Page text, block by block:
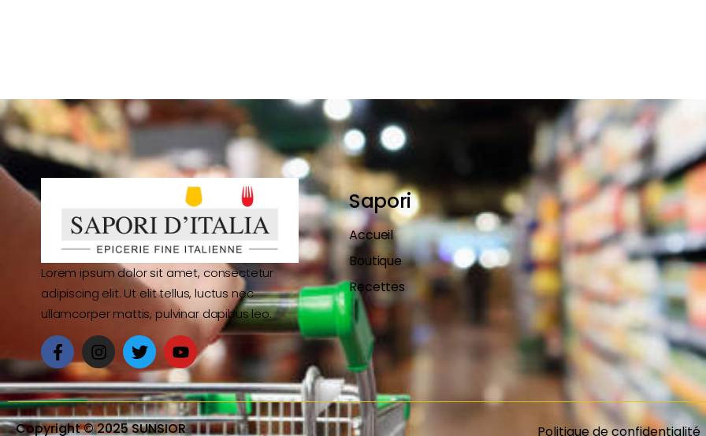
Lorem ipsum dolor sit amet, consectetur
adipiscing elit. Ut elit tellus, luctus nec
ullamcorper mattis, pulvinar dapibus leo.
Sapori
Accueil
Boutique
Recettes
Copyright © 2025 SUNSIOR Politique de confidentialité